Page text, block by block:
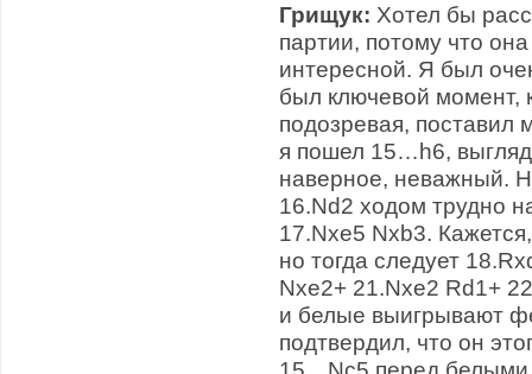
Грищук: Хотел бы
партии, потому что
интересной. Я был
был ключевой момент,
подозревая, поставил
я пошел 15…h6,
наверное, неважный.
16.Nd2 ходом трудно
17.Nxe5 Nxb3.
но тогда следует
Nxe2+ 21.Nxe2 Rd1+
и белые выигрывают
подтвердил, что он